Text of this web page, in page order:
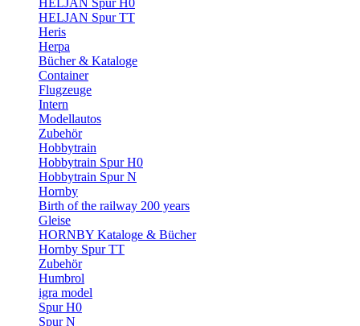
HELJAN Spur H0
HELJAN Spur TT
Heris
Herpa
Bücher & Kataloge
Container
Flugzeuge
Intern
Modellautos
Zubehör
Hobbytrain
Hobbytrain Spur H0
Hobbytrain Spur N
Hornby
Birth of the railway 200 years
Gleise
HORNBY Kataloge & Bücher
Hornby Spur TT
Zubehör
Humbrol
igra model
Spur H0
Spur N